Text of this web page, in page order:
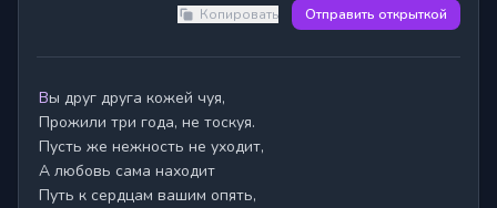
Копировать Отправить открыткой
Вы друг друга кожей чуя,
Прожили три года, не тоскуя.
Пусть же нежность не уходит,
А любовь сама находит
Путь к сердцам вашим опять,